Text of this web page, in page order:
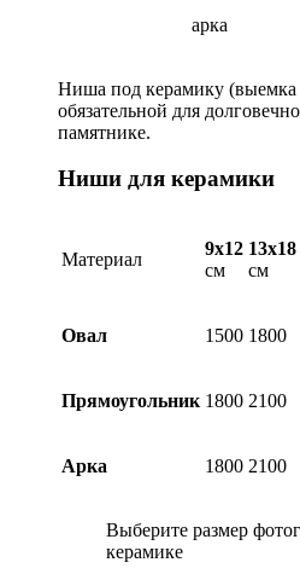
арка
Ниша под керамику (выемка
обязательной для
памятнике.
Ниши для керамики
Материал
9х12
см
13х18
см
Овал 1500 1800
Прямоугольник 1800 2100
Арка 1800 2100
Выберите размер
керамике